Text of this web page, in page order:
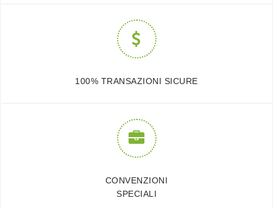
100% TRANSAZIONI SICURE
CONVENZIONI
SPECIALI